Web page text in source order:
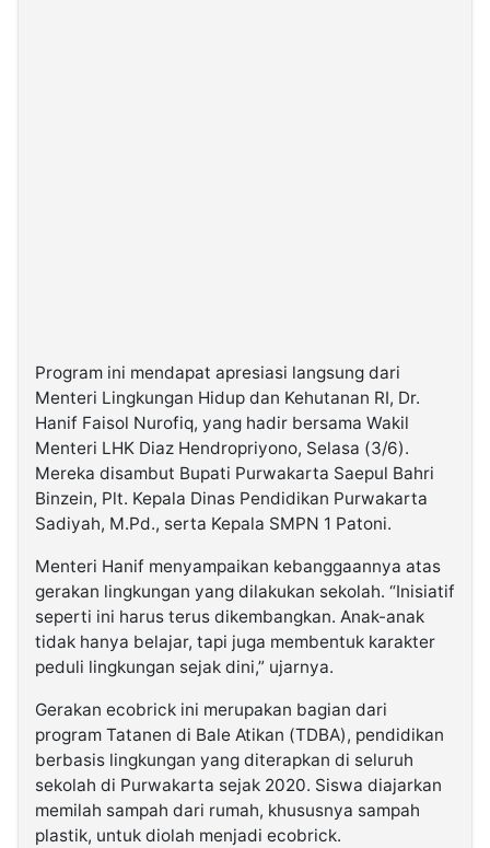
Program ini mendapat apresiasi langsung dari
Menteri Lingkungan Hidup dan Kehutanan RI, Dr.
Hanif Faisol Nurofiq, yang hadir bersama Wakil
Menteri LHK Diaz Hendropriyono, Selasa (3/6).
Mereka disambut Bupati Purwakarta Saepul Bahri
Binzein, Plt. Kepala Dinas Pendidikan Purwakarta
Sadiyah, M.Pd., serta Kepala SMPN 1 Patoni.
Menteri Hanif menyampaikan kebanggaannya atas
gerakan lingkungan yang dilakukan sekolah. “Inisiatif
seperti ini harus terus dikembangkan. Anak-anak
tidak hanya belajar, tapi juga membentuk karakter
peduli lingkungan sejak dini,” ujarnya.
Gerakan ecobrick ini merupakan bagian dari
program Tatanen di Bale Atikan (TDBA), pendidikan
berbasis lingkungan yang diterapkan di seluruh
sekolah di Purwakarta sejak 2020. Siswa diajarkan
memilah sampah dari rumah, khususnya sampah
plastik, untuk diolah menjadi ecobrick.